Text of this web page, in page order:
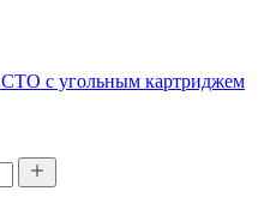
СТО с угольным картриджем